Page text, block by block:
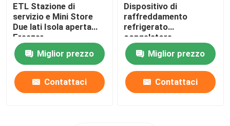
ETL Stazione di
servizio e Mini Store
Due lati Isola aperta
Freezer
Miglior prezzo
Contattaci
Dispositivo di
raffreddamento
refrigerato
congelatore
orizzontale
dell'armadietto di
esposizione dell'isola
del supermercato
Miglior prezzo
Contattaci